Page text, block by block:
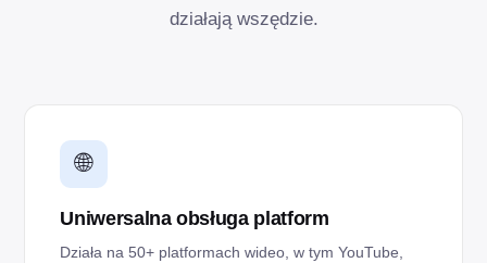
działają wszędzie.
🌐
Uniwersalna obsługa platform
Działa na 50+ platformach wideo, w tym YouTube,